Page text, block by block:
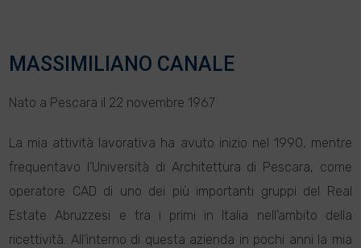
MASSIMILIANO CANALE
Nato a Pescara il 22 novembre 1967
La mia attività lavorativa ha avuto inizio nel 1990, mentre
frequentavo l’Università di Architettura di Pescara, come
operatore CAD di uno dei più importanti gruppi del Real
Estate Abruzzesi e tra i primi in Italia nell’ambito della
ricettività. All’interno di questa azienda in pochi anni la mia